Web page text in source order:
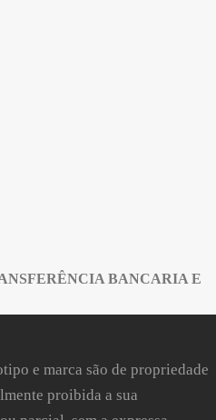
BANCARIA E
e marca são de propriedade
proibida a sua